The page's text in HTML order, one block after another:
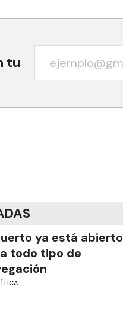
tu
ya está abierto
todo tipo de